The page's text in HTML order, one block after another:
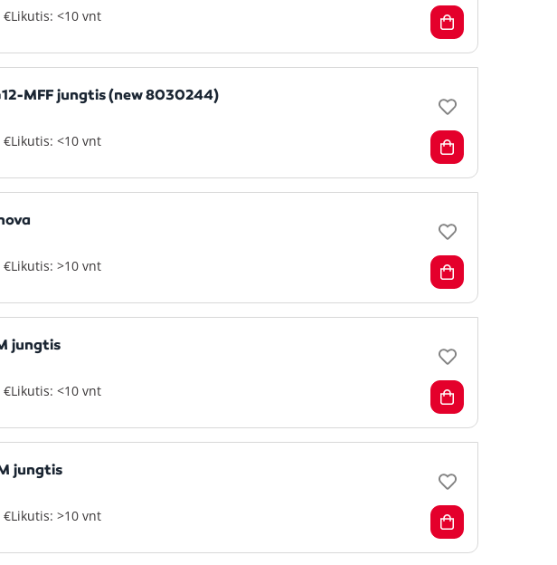
€Likutis: <10 vnt
MFF jungtis (new 8030244)
€Likutis: <10 vnt
€Likutis: >10 vnt
jungtis
€Likutis: <10 vnt
jungtis
€Likutis: >10 vnt